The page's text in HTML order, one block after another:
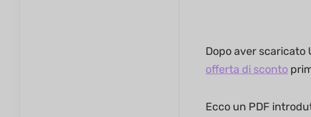
Dopo aver scaricato
offerta di sconto
Ecco un PDF